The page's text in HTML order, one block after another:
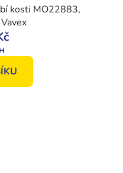
kosti MO22883,